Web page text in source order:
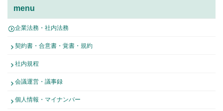
menu
企業法務・社内法務
契約書・合意書・覚書・規約
社内規程
会議運営・議事録
個人情報・マイナンバー